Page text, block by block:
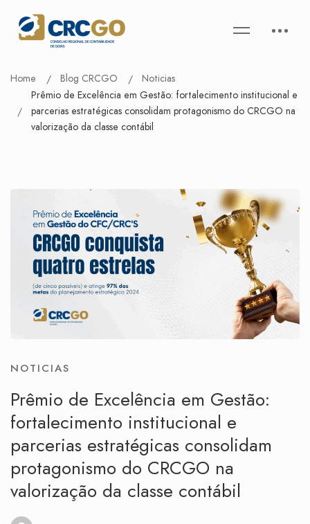
Home Blog CRCGO
Noticias
Prêmio de Excelência em Gestão: fortalecimento institucional e
parcerias estratégicas consolidam protagonismo do CRCGO na
valorização da classe contábil
NOTICIAS
Prêmio de Excelência em Gestão:
fortalecimento institucional e
parcerias estratégicas consolidam
protagonismo do CRCGO na
valorização da classe contábil